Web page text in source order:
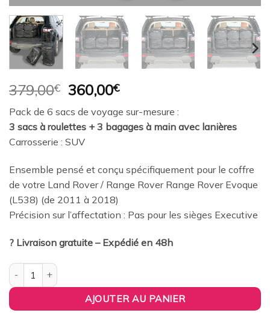
379,00€ Le
prix
initial
était :
379,00€.
360,00€Le
actuel
est :
Pack de 6 sacs de voyage sur-mesure :
3 sacs à roulettes + 3 bagages à main avec lanières
Carrosserie : SUV
Ensemble pensé et conçu spécifiquement pour le coffre
de votre Land Rover / Range Rover Range Rover Evoque
(L538) (de 2011 à 2018)
Précision sur l’affectation : Pas pour les sièges Executive
? Livraison gratuite – Expédié en 48h
quantité de Pack de 6 sacs de voyage sur-mesure pour Land
AJOUTER AU PANIER